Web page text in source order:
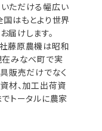
ただける幅広い
国はもとより世界
届けします。
藤原農機は昭和
みなべ町で実
販売だけでなく
材、加工出荷資
トータルに農家